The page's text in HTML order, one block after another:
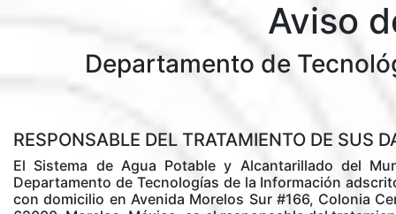
Aviso
Departamento de
RESPONSABLE DEL TRATAMIENTO DE SUS
El Sistema de Agua Potable y Alcantarillado del
Departamento de Tecnologías de la Información
con domicilio en Avenida Morelos Sur #166, Colonia